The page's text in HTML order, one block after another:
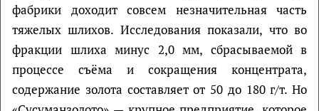
фабрики доходит совсем незначительная часть
тяжелых шлихов. Исследования показали, что во
фракции шлиха минус 2,0 мм, сбрасываемой в
процессе съёма и сокращения концентрата,
содержание золота составляет от 50 до 180 г/т. Но